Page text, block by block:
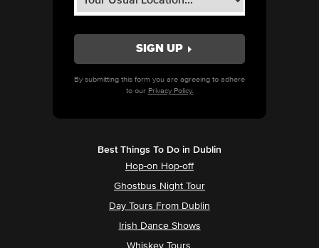
By submitting this form you are agreeing to adhere
to our Privacy Policy.
Best Things To Do in Dublin
Hop-on Hop-off
Ghostbus Night Tour
Day Tours From Dublin
Irish Dance Shows
Whiskey Tours